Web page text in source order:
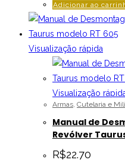
Adicionar ao
Visualização rápida
Visualização
Armas, Cutelaria e
Manual de
Revólver
R$22.70